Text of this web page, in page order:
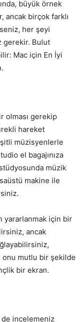
büyük örnek
ancak birçok farklı
her şeyi
gerekir. Bulut
Mac için En İyi
olması gerekip
hareket
müzisyenlerle
el bagajınıza
müzik
makine ile
yararlanmak için bir
ancak
onu mutlu bir şekilde
bir ekran.
incelemeniz